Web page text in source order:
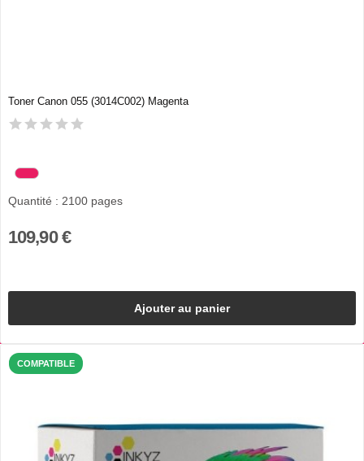
Toner Canon 055 (3014C002) Magenta
Quantité : 2100 pages
109,90 €
Ajouter au panier
COMPATIBLE